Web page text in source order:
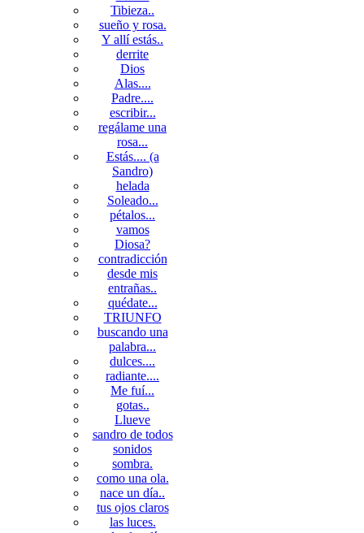
Tibieza..
sueño y rosa.
Y allí estás..
derrite
Dios
Alas....
Padre....
escribir...
regálame una
rosa...
Estás.... (a
Sandro)
helada
Soleado...
pétalos...
vamos
Diosa?
contradicción
desde mis
entrañas..
quédate...
TRIUNFO
buscando una
palabra...
dulces....
radiante....
Me fuí...
gotas..
Llueve
sandro de todos
sonidos
sombra.
como una ola.
nace un día..
tus ojos claros
las luces.